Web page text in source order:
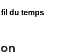
du temps